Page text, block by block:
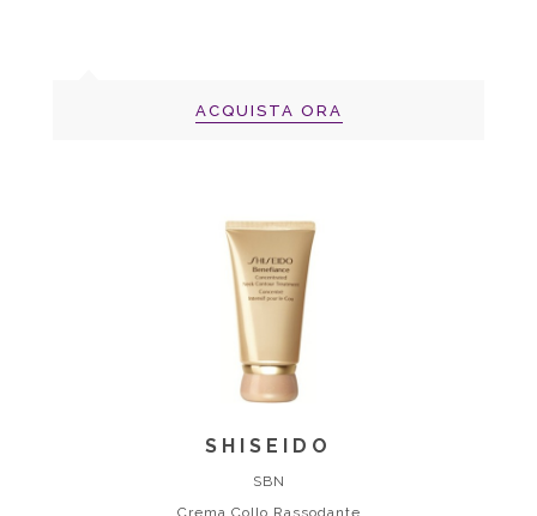
ACQUISTA ORA
SHISEIDO
SBN
Crema Collo Rassodante